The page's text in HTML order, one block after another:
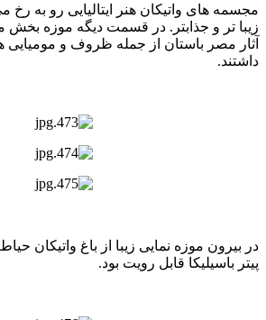
مجسمه های واتیکان هنر ایتالیایی رو به
زیبا تر و جذابتر. در قسمت دیگه موزه
آثار مصر باستان از جمله ظروف و
داشتند.
در بیرون موزه نمایی زیبا از باغ واتیکان
پیتر باسیلیکا قابل رویت بود.